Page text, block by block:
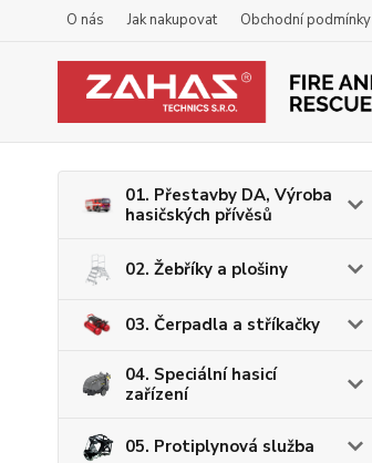
O nás Jak nakupovat Obchodní podmínky
01. Přestavby DA, Výroba
hasičských přívěsů
02. Žebříky a plošiny
03. Čerpadla a stříkačky
04. Speciální hasicí
zařízení
05. Protiplynová služba